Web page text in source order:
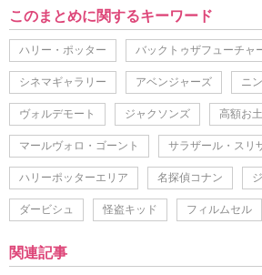
このまとめに関するキーワード
ハリー・ポッター バックトゥザフューチャ
シネマギャラリー アベンジャーズ ニ
ヴォルデモート ジャクソンズ 高額お
マールヴォロ・ゴーント サラザール・スリ
ハリーポッターエリア 名探偵コナン
ダービシュ 怪盗キッド フィルムセル
関連記事